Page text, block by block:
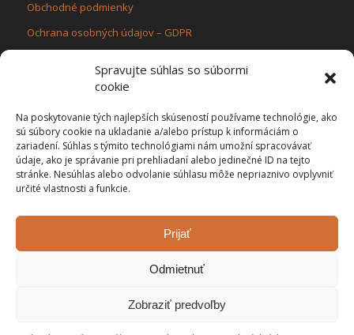
Spravujte súhlas so súbormi
cookie
Na poskytovanie tých najlepších skúseností používame technológie, ako
sú súbory cookie na ukladanie a/alebo prístup k informáciám o
zariadení. Súhlas s týmito technológiami nám umožní spracovávať
údaje, ako je správanie pri prehliadaní alebo jedinečné ID na tejto
stránke. Nesúhlas alebo odvolanie súhlasu môže nepriaznivo ovplyvniť
určité vlastnosti a funkcie.
Prijať
Odmietnuť
Zobraziť predvoľby
Obchodné podmienky
Ochrana osobných údajov – GDPR
KONTAKT
Flama ecol,s.r.o.
IČO: 47 509 511, IČ DPH: SK2023921581